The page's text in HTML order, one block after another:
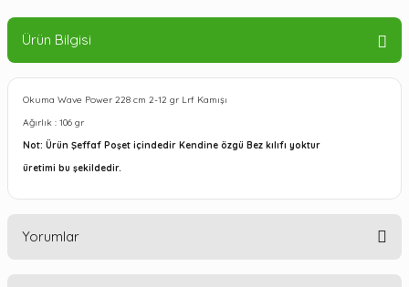
Ürün Bilgisi
Okuma Wave Power 228 cm 2-12 gr Lrf Kamışı
Ağırlık : 106 gr
Not: Ürün Şeffaf Poşet içindedir Kendine özgü Bez kılıfı yoktur
üretimi bu şekildedir.
Yorumlar